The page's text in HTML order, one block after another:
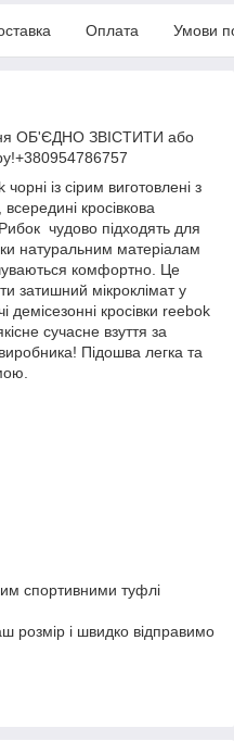
Оплата Умови
ОБ'ЄДНО ЗВІСТИТИ або
із сірим виготовлені з
кросівкова
чудово підходять для
натуральним матеріалам
комфортно. Це
затишний мікроклімат у
демісезонні кросівки reebok
сучасне взуття за
Підошва легка та
спортивними туфлі
розмір і швидко відправимо